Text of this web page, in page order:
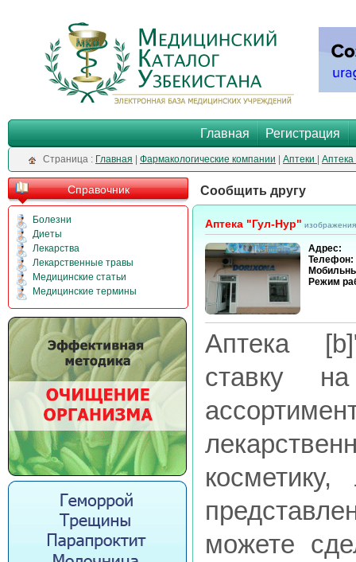
Главная Регистрация
Cтраница : Главная Фармакологические компании Аптеки Аптека
Справочник
Болезни
Диеты
Лекарства
Лекарственные травы
Медицинские статьи
Медицинские термины
Сообщить другу
Аптека "Гул-Нур" изображения
Адрес:
Телефон:
Режим
Аптека
ставку
можете